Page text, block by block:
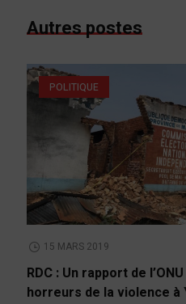
Autres postes
POLITIQUE
15 MARS 2019
RDC : Un rapport de
horreurs de la violence à